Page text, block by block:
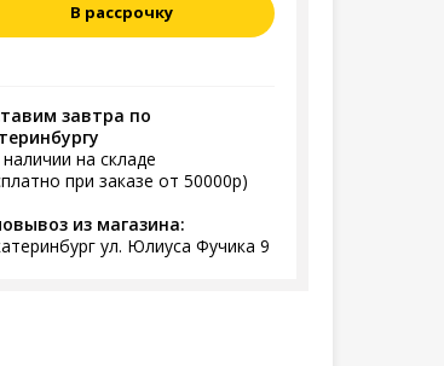
В рассрочку
завтра по
на складе
при заказе от 50000р)
из магазина:
ул. Юлиуса Фучика 9